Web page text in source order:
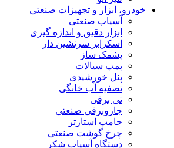
خودرو، ابزار و تجهیزات صنعتی
آسیاب صنعتی
ابزار دقیق و اندازه گیری
اسکرابر سرنشین دار
پشمک ساز
پمپ سیالات
پنل خورشیدی
تصفیه آب خانگی
تی برقی
جاروبرقی صنعتی
جامپ استارتر
چرخ گوشت صنعتی
دستگاه آسیاب شکر